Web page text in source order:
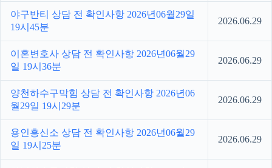
야구반티 상담 전 확인사항 2026년06월29일
19시45분
2026.06.29
이혼변호사 상담 전 확인사항 2026년06월29
일 19시36분
2026.06.29
양천하수구막힘 상담 전 확인사항 2026년06
월29일 19시29분
2026.06.29
용인흥신소 상담 전 확인사항 2026년06월29
일 19시25분
2026.06.29